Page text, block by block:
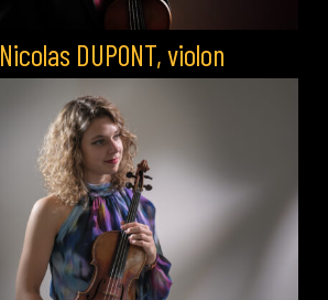
Nicolas DUPONT, violon